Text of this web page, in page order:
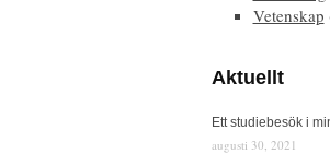
Vetenskap
Aktuellt
Ett studiebesök i
augusti 30, 2021